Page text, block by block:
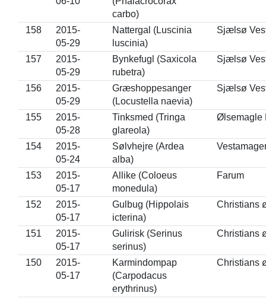
carbo)
158
2015-
05-29
Nattergal (Luscinia
luscinia)
Sjælsø
157
2015-
05-29
Bynkefugl (Saxicola
rubetra)
Sjælsø
156
2015-
05-29
Græshoppesanger
(Locustella naevia)
Sjælsø
155
2015-
05-28
Tinksmed (Tringa
glareola)
Ølsemagle
154
2015-
05-24
Sølvhejre (Ardea
alba)
153
2015-
05-17
Allike (Coloeus
monedula)
Farum
152
2015-
05-17
Gulbug (Hippolais
icterina)
Christians
151
2015-
05-17
Gulirisk (Serinus
serinus)
Christians
150
2015-
05-17
Karmindompap
(Carpodacus
erythrinus)
Christians